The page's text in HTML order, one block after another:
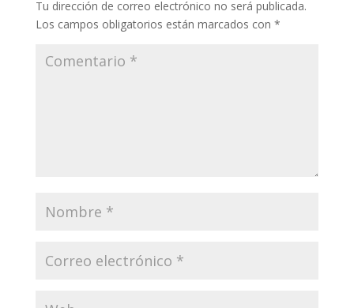
Tu dirección de correo electrónico no será publicada.
Los campos obligatorios están marcados con *